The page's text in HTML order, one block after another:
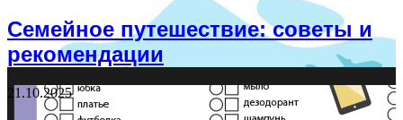
Семейное путешествие: советы и
рекомендации
21.10.2025